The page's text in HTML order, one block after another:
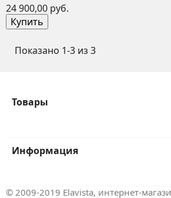
24 900,00 руб.
Купить
Показано 1-3 из 3
Товары
Информация
© 2009-2019 Elavista, интернет-